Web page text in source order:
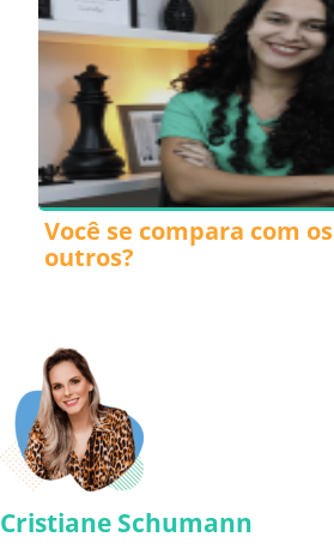
Você se compara com os
outros?
Cristiane Schumann